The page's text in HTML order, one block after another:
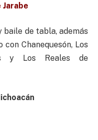
baile de tabla, además
Chanequesón, Los
y Los Reales de